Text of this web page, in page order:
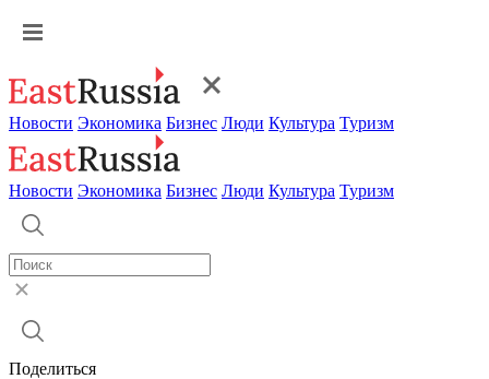
Новости Экономика Бизнес Люди Культура Туризм
Новости Экономика Бизнес Люди Культура Туризм
Поделиться